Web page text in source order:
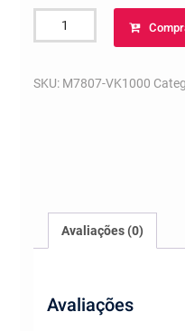
Viking
Caramel
Malt
SKU: M7807-VK1000
Avaliações (0)
Avaliações